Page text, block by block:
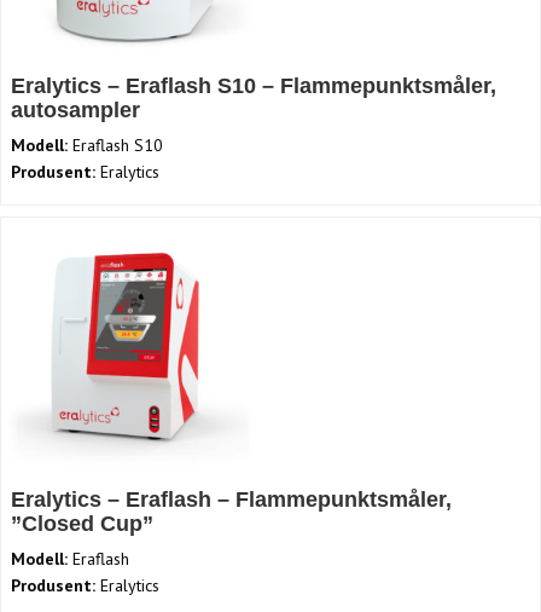
Eralytics – Eraflash S10 – Flammepunktsmåler,
autosampler
Modell: Eraflash S10
Produsent: Eralytics
Eralytics – Eraflash – Flammepunktsmåler,
”Closed Cup”
Modell: Eraflash
Produsent: Eralytics